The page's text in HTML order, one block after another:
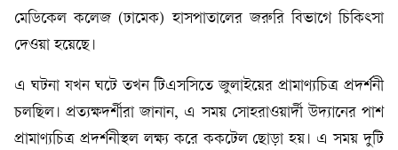
মেডিকেল কলেজ (ঢামেক) হাসপাতালের জরুরি বিভাগে চিকিৎসা
দেওয়া হয়েছে।
এ ঘটনা যখন ঘটে তখন টিএসসিতে জুলাইয়ের প্রামাণ্যচিত্র প্রদর্শনী
চলছিল। প্রত্যক্ষদর্শীরা জানান, এ সময় সোহরাওয়ার্দী উদ্যানের পাশ
প্রামাণ্যচিত্র প্রদর্শনীস্থল লক্ষ্য করে ককটেল ছোড়া হয়। এ সময় দুটি